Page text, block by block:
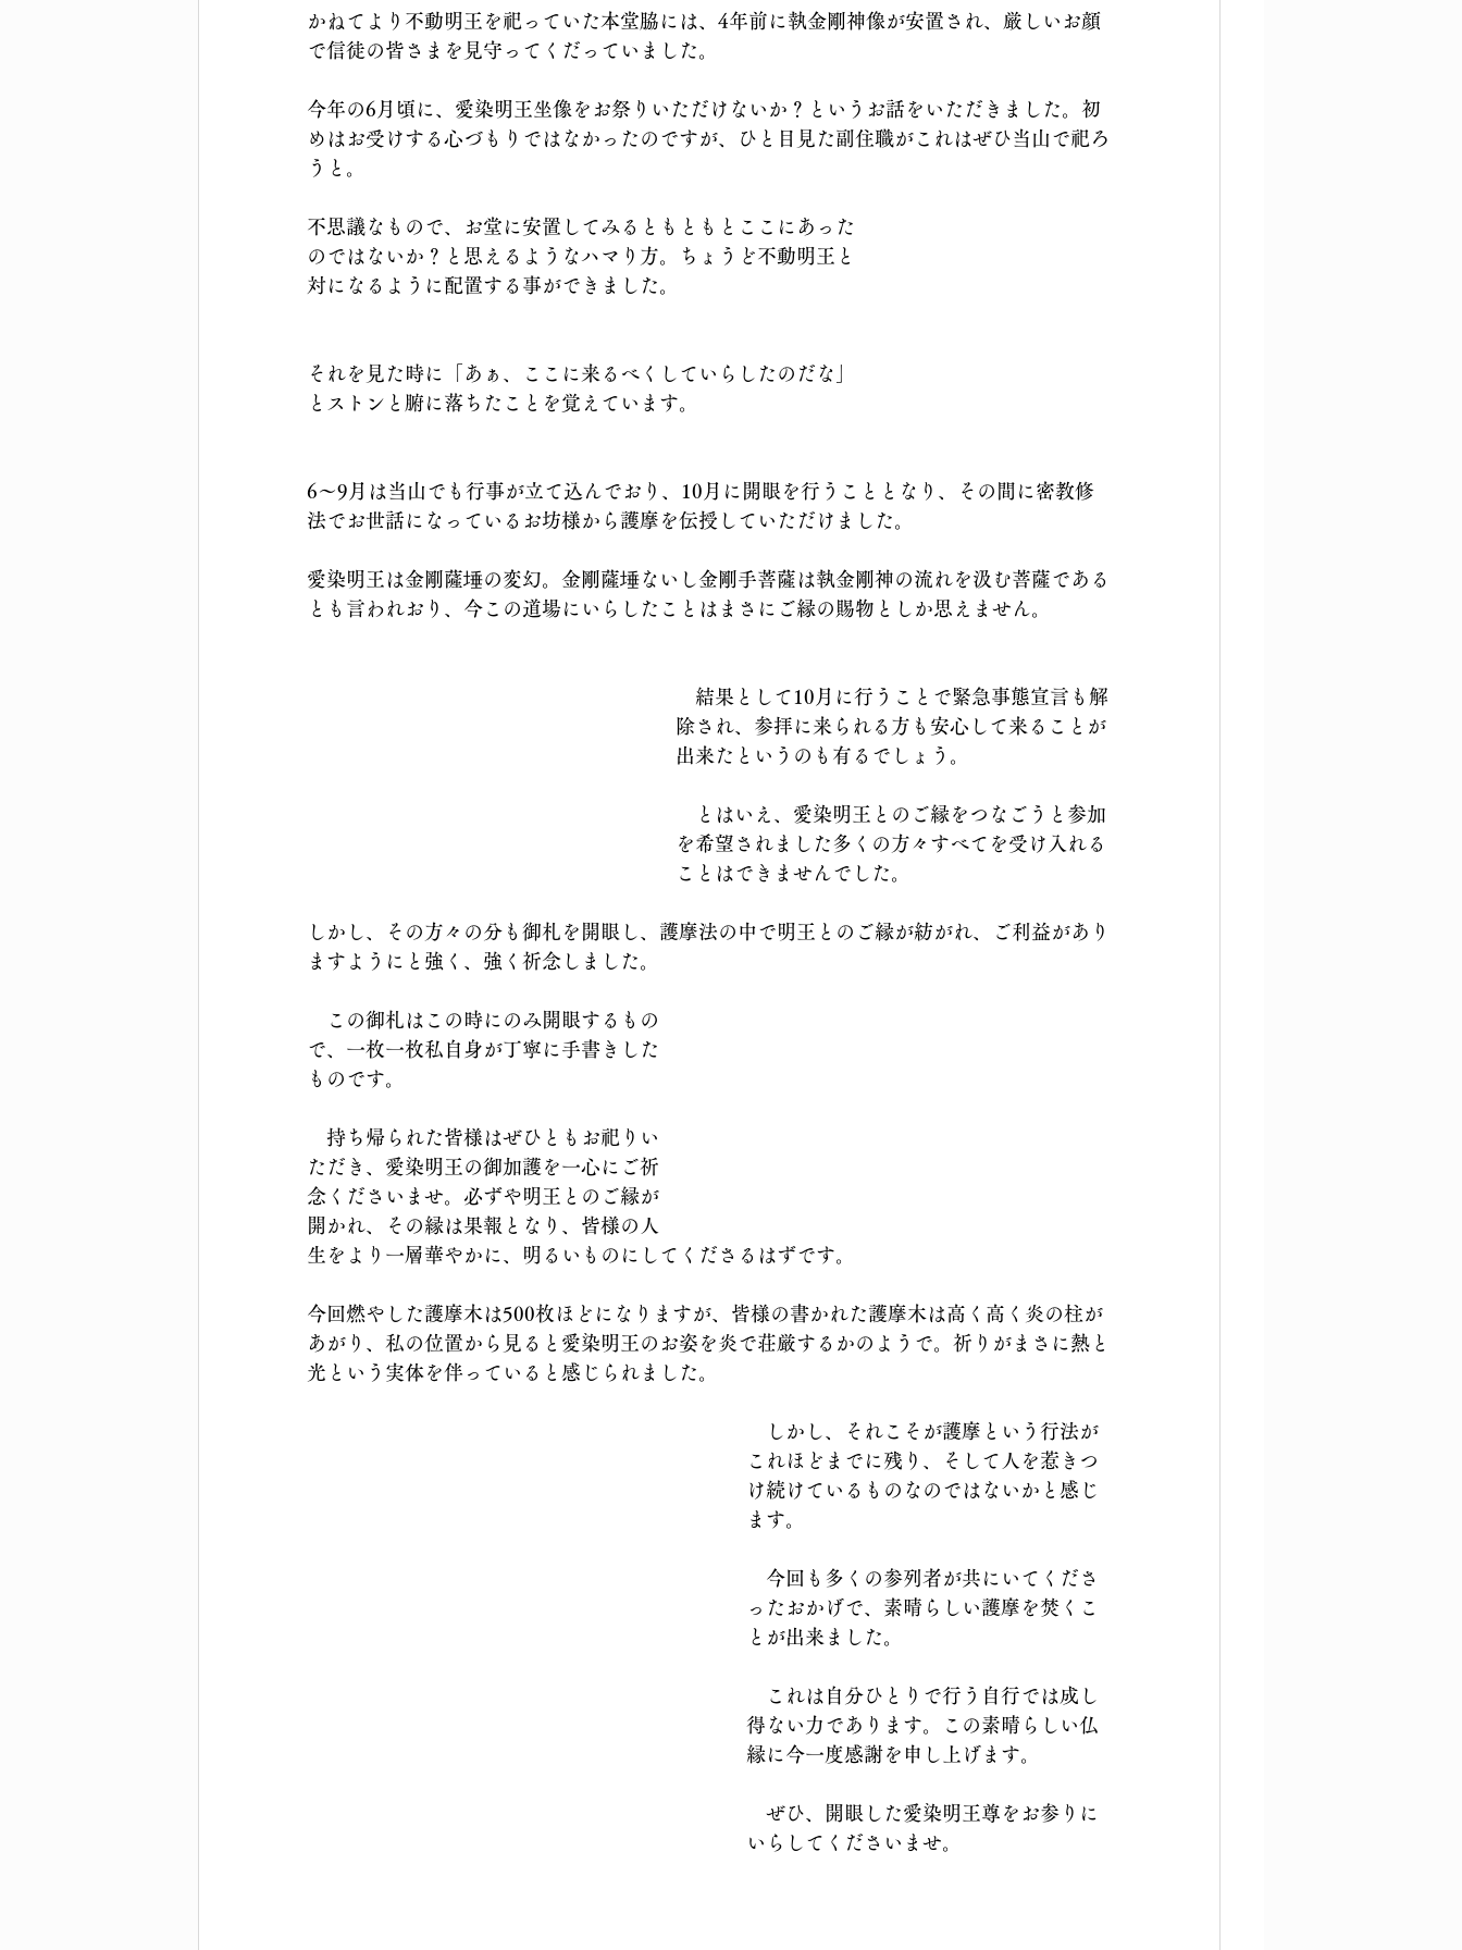
かねてより不動明王を祀っていた本堂脇には、4年前に執金剛神像が安置され、厳しいお顔
で信徒の皆さまを見守ってくだっていました。
今年の6月頃に、愛染明王坐像をお祭りいただけないか？というお話をいただきました。初
めはお受けする心づもりではなかったのですが、ひと目見た副住職がこれはぜひ当山で祀ろ
うと。
不思議なもので、お堂に安置してみるともともとここにあった
のではないか？と思えるようなハマり方。ちょうど不動明王と
対になるように配置する事ができました。
それを見た時に「あぁ、ここに来るべくしていらしたのだな」
とストンと腑に落ちたことを覚えています。
6〜9月は当山でも行事が立て込んでおり、10月に開眼を行うこととなり、その間に密教修
法でお世話になっているお坊様から護摩を伝授していただけました。
愛染明王は金剛薩埵の変幻。金剛薩埵ないし金剛手菩薩は執金剛神の流れを汲む菩薩である
とも言われおり、今この道場にいらしたことはまさにご縁の賜物としか思えません。
結果として10月に行うことで緊急事態宣言も解
除され、参拝に来られる方も安心して来ることが
出来たというのも有るでしょう。
とはいえ、愛染明王とのご縁をつなごうと参加
を希望されました多くの方々すべてを受け入れる
ことはできませんでした。
しかし、その方々の分も御札を開眼し、護摩法の中で明王とのご縁が紡がれ、ご利益があり
ますようにと強く、強く祈念しました。
この御札はこの時にのみ開眼するもの
で、一枚一枚私自身が丁寧に手書きした
ものです。
持ち帰られた皆様はぜひともお祀りい
ただき、愛染明王の御加護を一心にご祈
念くださいませ。必ずや明王とのご縁が
開かれ、その縁は果報となり、皆様の人
生をより一層華やかに、明るいものにしてくださるはずです。
今回燃やした護摩木は500枚ほどになりますが、皆様の書かれた護摩木は高く高く炎の柱が
あがり、私の位置から見ると愛染明王のお姿を炎で荘厳するかのようで。祈りがまさに熱と
光という実体を伴っていると感じられました。
しかし、それこそが護摩という行法が
これほどまでに残り、そして人を惹きつ
け続けているものなのではないかと感じ
ます。
今回も多くの参列者が共にいてくださ
ったおかげで、素晴らしい護摩を焚くこ
とが出来ました。
これは自分ひとりで行う自行では成し
得ない力であります。この素晴らしい仏
縁に今一度感謝を申し上げます。
ぜひ、開眼した愛染明王尊をお参りに
いらしてくださいませ。